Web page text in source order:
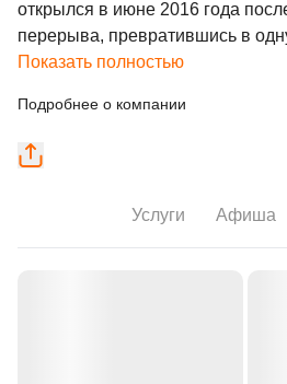
открылся в июне 2016 года
перерыва, превратившись в
Показать полностью
Подробнее о компании
Услуги Афиша